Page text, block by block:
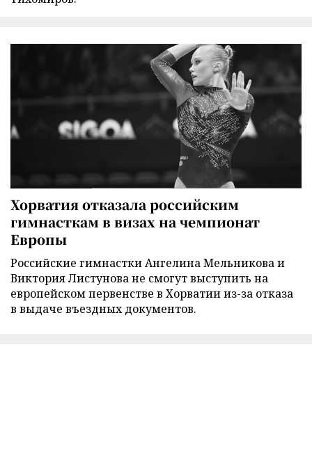
Хорватия отказала российским
гимнасткам в визах на чемпионат
Европы
Российские гимнастки Ангелина Мельникова и
Виктория Листунова не смогут выступить на
европейском первенстве в Хорватии из-за отказа
в выдаче въездных документов.